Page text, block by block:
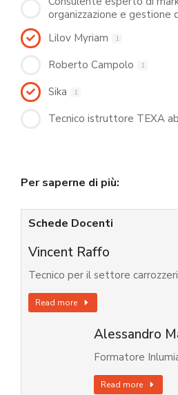
organizzazione e gestione
Lilov Myriam 1
Roberto Campolo 1
Sika 1
Tecnico istruttore TEXA
Per saperne di più:
Schede Docenti
Vincent Raffo
Tecnico per il settore
Read more
Alessandro
Formatore
Read more